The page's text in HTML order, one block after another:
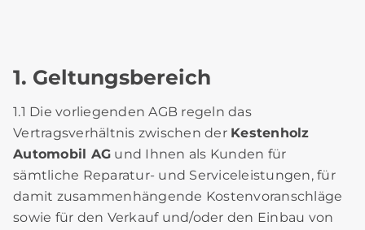
1. Geltungsbereich
1.1 Die vorliegenden AGB regeln das
Vertragsverhältnis zwischen der Kestenholz
Automobil AG und Ihnen als Kunden für
sämtliche Reparatur- und Serviceleistungen, für
damit zusammenhängende Kostenvoranschläge
sowie für den Verkauf und/oder den Einbau von